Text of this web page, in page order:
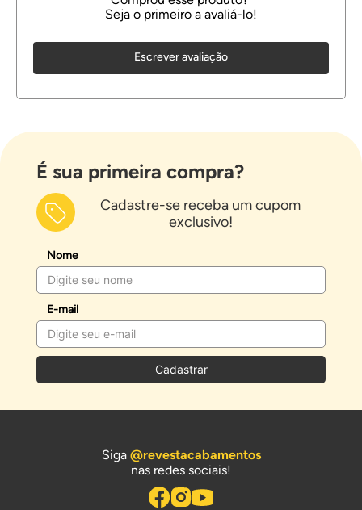
Escrever avaliação
É sua primeira compra?
Cadastre-se receba um cupom
exclusivo!
Nome
E-mail
Cadastrar
Siga @revestacabamentos
nas redes sociais!